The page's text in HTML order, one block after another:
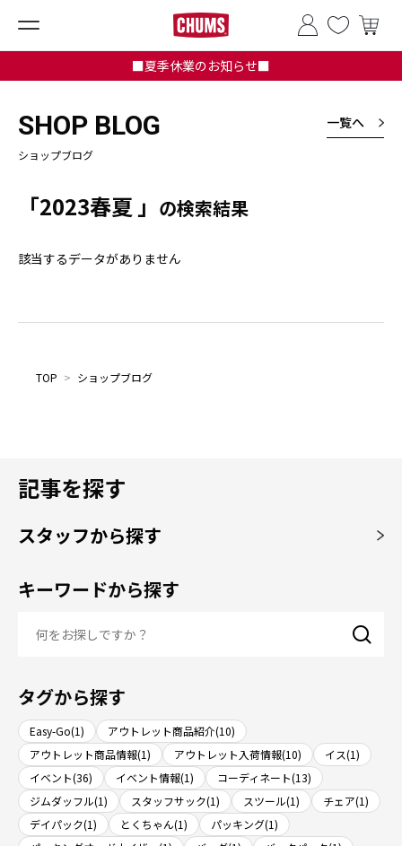
■夏季休業のお知らせ■
SHOP BLOG
ショップブログ
一覧へ
「2023春夏 」 の検索結果
該当するデータがありません
TOP > ショップブログ
記事を探す
スタッフから探す
キーワードから探す
タグから探す
Easy-Go(1)
アウトレット商品紹介(10)
アウトレット商品情報(1)
アウトレット入荷情報(10)
イス(1)
イベント(36)
イベント情報(1)
コーディネート(13)
ジムダッフル(1)
スタッフサック(1) スツール(1)
チェア(1)
デイパック(1)
とくちゃん(1)
パッキング(1)